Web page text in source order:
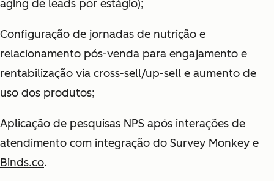
aging de leads por estágio);
Configuração de jornadas de nutrição e
relacionamento pós-venda para engajamento e
rentabilização via cross-sell/up-sell e aumento de
uso dos produtos;
Aplicação de pesquisas NPS após interações de
atendimento com integração do Survey Monkey e
Binds.co.